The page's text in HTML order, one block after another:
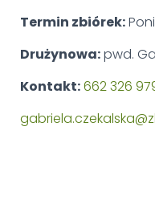
Termin zbiórek:
Drużynowa:pwd.
Kontakt:662 326